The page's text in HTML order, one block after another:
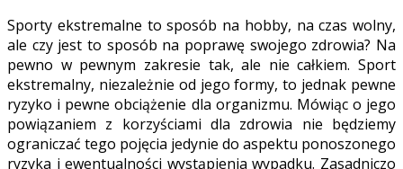
Sporty ekstremalne to sposób na hobby, na czas wolny,
ale czy jest to sposób na poprawę swojego zdrowia? Na
pewno w pewnym zakresie tak, ale nie całkiem. Sport
ekstremalny, niezależnie od jego formy, to jednak pewne
ryzyko i pewne obciążenie dla organizmu. Mówiąc o jego
powiązaniem z korzyściami dla zdrowia nie będziemy
ograniczać tego pojęcia jedynie do aspektu ponoszonego
ryzyka i ewentualności wystąpienia wypadku. Zasadniczo